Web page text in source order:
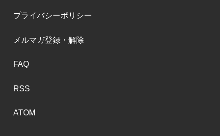
プライバシーポリシー
メルマガ登録・解除
FAQ
RSS
ATOM